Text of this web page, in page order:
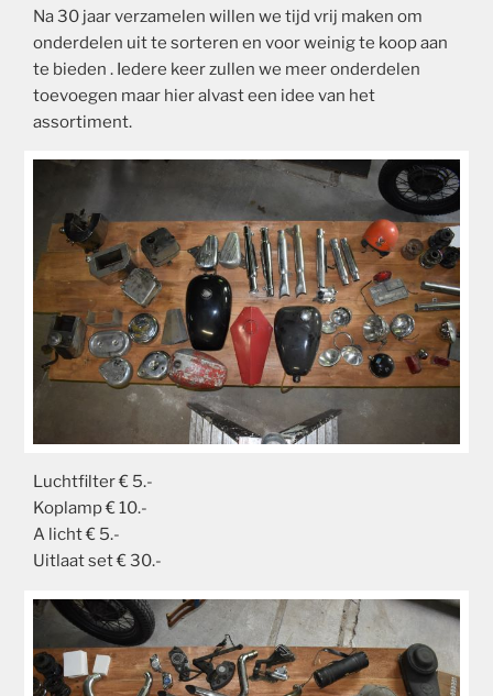
Na 30 jaar verzamelen willen we tijd vrij maken om
onderdelen uit te sorteren en voor weinig te koop aan
te bieden . Iedere keer zullen we meer onderdelen
toevoegen maar hier alvast een idee van het
assortiment.
Luchtfilter € 5.-
Koplamp € 10.-
A licht € 5.-
Uitlaat set € 30.-